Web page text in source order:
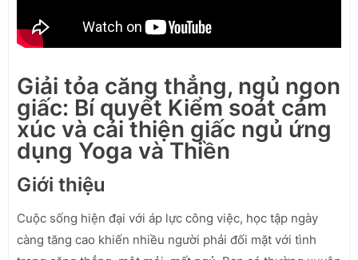
Giải tỏa căng thẳng, ngủ ngon
giấc: Bí quyết Kiểm soát cảm
xúc và cải thiện giấc ngủ ứng
dụng Yoga và Thiền
Giới thiệu
Cuộc sống hiện đại với áp lực công việc, học tập ngày
càng tăng cao khiến nhiều người phải đối mặt với tình